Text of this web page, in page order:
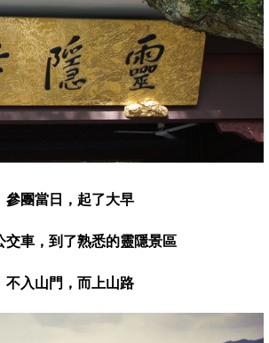
參團當日，起了大早
交車，到了熟悉的靈隱景區
不入山門 ， 而上山路